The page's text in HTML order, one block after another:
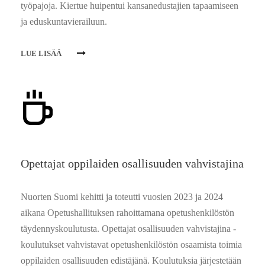
työpajoja. Kiertue huipentui kansanedustajien tapaamiseen
ja eduskuntavierailuun.
LUE LISÄÄ
Opettajat oppilaiden osallisuuden vahvistajina
Nuorten Suomi kehitti ja toteutti vuosien 2023 ja 2024
aikana Opetushallituksen rahoittamana opetushenkilöstön
täydennyskoulutusta. Opettajat osallisuuden vahvistajina -
koulutukset vahvistavat opetushenkilöstön osaamista toimia
oppilaiden osallisuuden edistäjänä. Koulutuksia järjestetään